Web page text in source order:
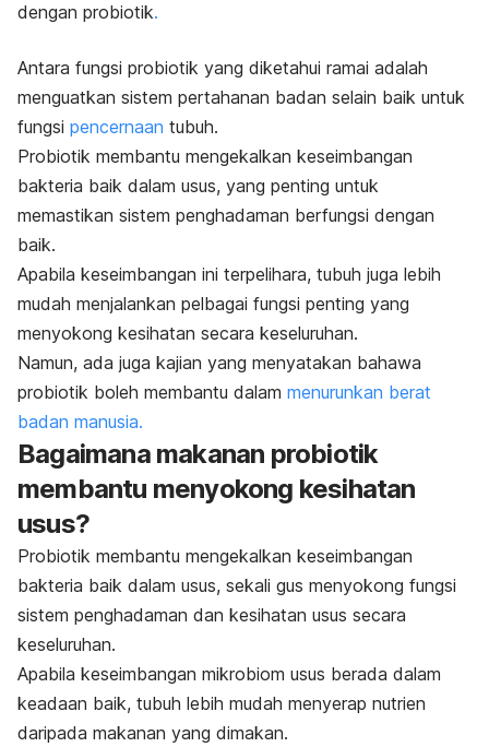
dengan probiotik.
Antara fungsi probiotik yang diketahui ramai adalah
menguatkan sistem pertahanan badan selain baik untuk
fungsi pencernaan tubuh.
Probiotik membantu mengekalkan keseimbangan
bakteria baik dalam usus, yang penting untuk
memastikan sistem penghadaman berfungsi dengan
baik.
Apabila keseimbangan ini terpelihara, tubuh juga lebih
mudah menjalankan pelbagai fungsi penting yang
menyokong kesihatan secara keseluruhan.
Namun, ada juga kajian yang menyatakan bahawa
probiotik boleh membantu dalam menurunkan berat
badan manusia.
Bagaimana makanan probiotik
membantu menyokong kesihatan
usus?
Probiotik membantu mengekalkan keseimbangan
bakteria baik dalam usus, sekali gus menyokong fungsi
sistem penghadaman dan kesihatan usus secara
keseluruhan.
Apabila keseimbangan mikrobiom usus berada dalam
keadaan baik, tubuh lebih mudah menyerap nutrien
daripada makanan yang dimakan.